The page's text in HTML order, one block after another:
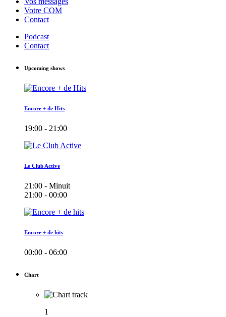
Votre COM
Contact
Podcast
Contact
Upcoming shows
Encore + de Hits
19:00 - 21:00
Le Club Active
21:00 - Minuit
21:00 - 00:00
Encore + de hits
00:00 - 06:00
Chart
1